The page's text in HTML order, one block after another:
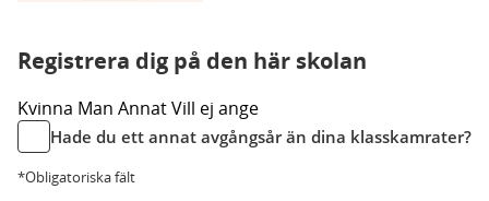
Registrera dig på den här skolan
Kvinna Man AnnatVill ej ange
Hade du ett annat avgångsår än dina klasskamrater?
*Obligatoriska fält